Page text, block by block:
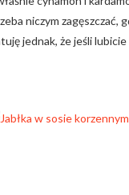
niczym
jednak, że jeśli